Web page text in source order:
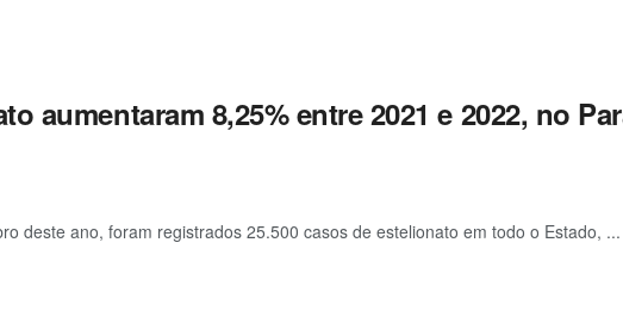
aumentaram 8,25% entre 2021 e 2022, no
deste ano, foram registrados 25.500 casos de estelionato em todo o Estado, ...